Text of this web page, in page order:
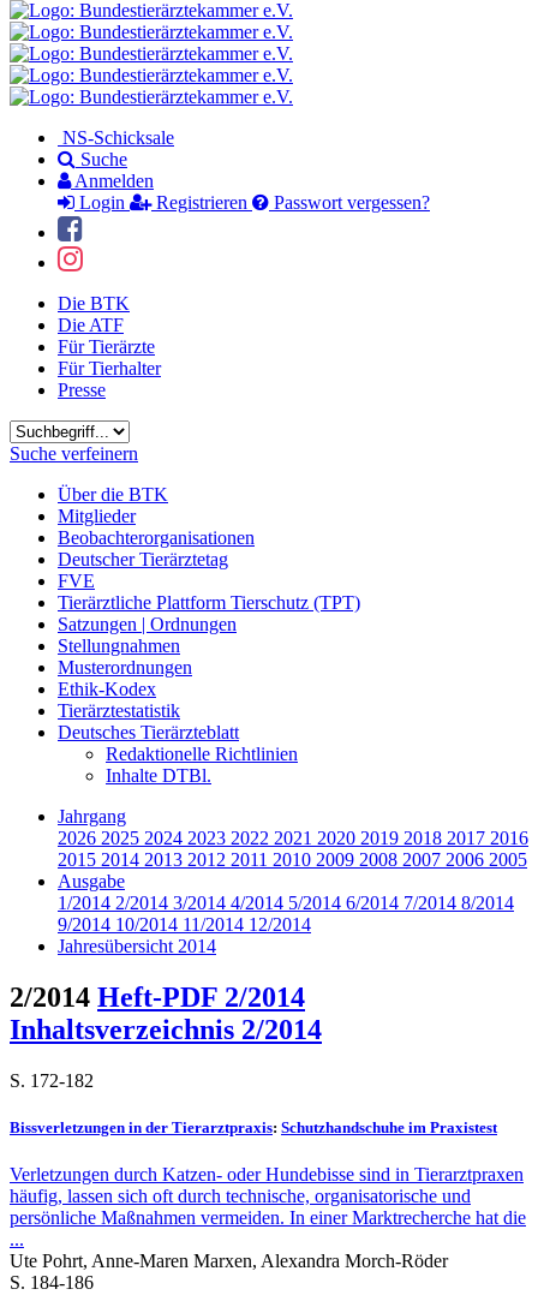
NS-Schicksale
Suche
Anmelden
Login
Registrieren Passwort vergessen?
Die BTK
Die ATF
Für Tierärzte
Für Tierhalter
Presse
Suchbegriff
Suche verfeinern
Über die BTK
Mitglieder
Beobachterorganisationen
Deutscher Tierärztetag
FVE
Tierärztliche Plattform Tierschutz (TPT)
Satzungen | Ordnungen
Stellungnahmen
Musterordnungen
Ethik-Kodex
Tierärztestatistik
Deutsches Tierärzteblatt
Redaktionelle Richtlinien
Inhalte DTBl.
Jahrgang
2026 2025 2024 2023 2022 2021 2020 2019 2018 2017 2016
2015 2014 2013 2012 2011 2010 2009 2008 2007 2006 2005
Ausgabe
1/2014 2/2014 3/2014 4/2014 5/2014 6/2014 7/2014 8/2014
9/2014 10/2014 11/2014 12/2014
Jahresübersicht 2014
2/2014 Heft-PDF 2/2014
Inhaltsverzeichnis 2/2014
S. 172-182
Bissverletzungen in der Tierarztpraxis: Schutzhandschuhe im Praxistest
Verletzungen durch Katzen- oder Hundebisse sind in Tierarztpraxen
häufig, lassen sich oft durch technische, organisatorische und
persönliche Maßnahmen vermeiden. In einer Marktrecherche hat die
...
Ute Pohrt, Anne-Maren Marxen, Alexandra Morch-Röder
S. 184-186